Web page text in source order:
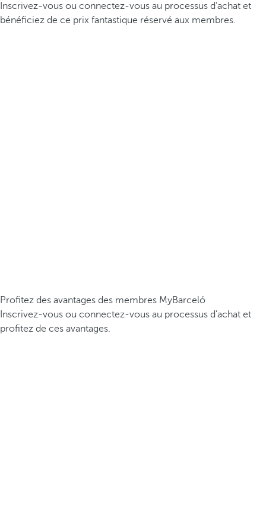
Inscrivez-vous ou connectez-vous au processus d’achat et
bénéficiez de ce prix fantastique réservé aux membres.
Profitez des avantages des membres MyBarceló
Inscrivez-vous ou connectez-vous au processus d’achat et
profitez de ces avantages.